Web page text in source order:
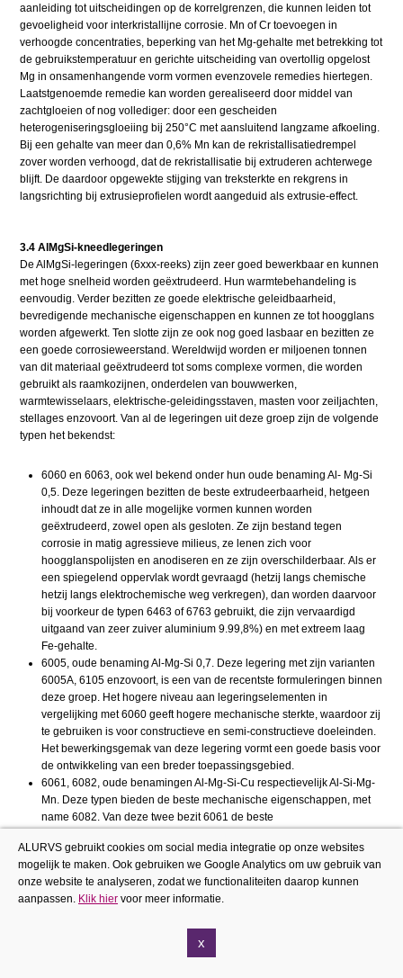
aanleiding tot uitscheidingen op de korrelgrenzen, die kunnen leiden tot
gevoeligheid voor interkristallijne corrosie. Mn of Cr toevoegen in
verhoogde concentraties, beperking van het Mg-gehalte met betrekking tot
de gebruikstemperatuur en gerichte uitscheiding van overtollig opgelost
Mg in onsamenhangende vorm vormen evenzovele remedies hiertegen.
Laatstgenoemde remedie kan worden gerealiseerd door middel van
zachtgloeien of nog vollediger: door een gescheiden
heterogeniseringsgloeiing bij 250°C met aansluitend langzame afkoeling.
Bij een gehalte van meer dan 0,6% Mn kan de rekristallisatiedrempel
zover worden verhoogd, dat de rekristallisatie bij extruderen achterwege
blijft. De daardoor opgewekte stijging van treksterkte en rekgrens in
langsrichting bij extrusieprofielen wordt aangeduid als extrusie-effect.
3.4 AlMgSi-kneedlegeringen
De AlMgSi-legeringen (6xxx-reeks) zijn zeer goed bewerkbaar en kunnen
met hoge snelheid worden geëxtrudeerd. Hun warmtebehandeling is
eenvoudig. Verder bezitten ze goede elektrische geleidbaarheid,
bevredigende mechanische eigenschappen en kunnen ze tot hoogglans
worden afgewerkt. Ten slotte zijn ze ook nog goed lasbaar en bezitten ze
een goede corrosieweerstand. Wereldwijd worden er miljoenen tonnen
van dit materiaal geëxtrudeerd tot soms complexe vormen, die worden
gebruikt als raamkozijnen, onderdelen van bouwwerken,
warmtewisselaars, elektrische-geleidingsstaven, masten voor zeiljachten,
stellages enzovoort. Van al de legeringen uit deze groep zijn de volgende
typen het bekendst:
6060 en 6063, ook wel bekend onder hun oude benaming Al- Mg-Si
0,5. Deze legeringen bezitten de beste extrudeerbaarheid, hetgeen
inhoudt dat ze in alle mogelijke vormen kunnen worden
geëxtrudeerd, zowel open als gesloten. Ze zijn bestand tegen
corrosie in matig agressieve milieus, ze lenen zich voor
hoogglanspolijsten en anodiseren en ze zijn overschilderbaar. Als er
een spiegelend oppervlak wordt gevraagd (hetzij langs chemische
hetzij langs elektrochemische weg verkregen), dan worden daarvoor
bij voorkeur de typen 6463 of 6763 gebruikt, die zijn vervaardigd
uitgaand van zeer zuiver aluminium 9.99,8%) en met extreem laag
Fe-gehalte.
6005, oude benaming Al-Mg-Si 0,7. Deze legering met zijn varianten
6005A, 6105 enzovoort, is een van de recentste formuleringen binnen
deze groep. Het hogere niveau aan legeringselementen in
vergelijking met 6060 geeft hogere mechanische sterkte, waardoor zij
te gebruiken is voor constructieve en semi-constructieve doeleinden.
Het bewerkingsgemak van deze legering vormt een goede basis voor
de ontwikkeling van een breder toepassingsgebied.
6061, 6082, oude benamingen Al-Mg-Si-Cu respectievelijk Al-Si-Mg-
Mn. Deze typen bieden de beste mechanische eigenschappen, met
name 6082. Van deze twee bezit 6061 de beste
Dit is een factor van groot belang bij de keuze van de juiste legeringen
voor specifieke constructiedoeleinden. Deze legering verdient ook de
voorkeur vanwege haar lagere gevoeligheid voor afschrikken en vanwege
ALURVS gebruikt cookies om social media integratie op onze websites
mogelijk te maken. Ook gebruiken we Google Analytics om uw gebruik van
onze website te analyseren, zodat we functionaliteiten daarop kunnen
aanpassen. Klik hier voor meer informatie.
x